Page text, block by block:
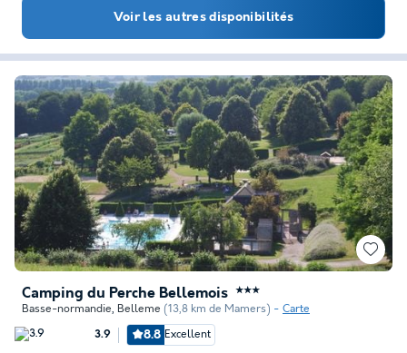
Voir les autres disponibilités
Camping du Perche Bellemois ★★★
Basse-normandie, Belleme (13,8 km de Mamers) Carte
3.9 8.8 Excellent